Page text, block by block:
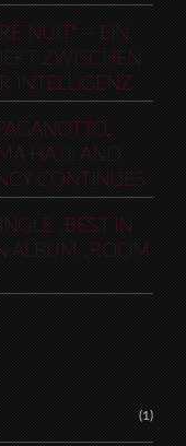
NUIT“ – EIN
ZWISCHEN
INTELLIGENZ
HAJJI AND
CONTINUES
„BEST IN
ALBUM „ROOM
(1)